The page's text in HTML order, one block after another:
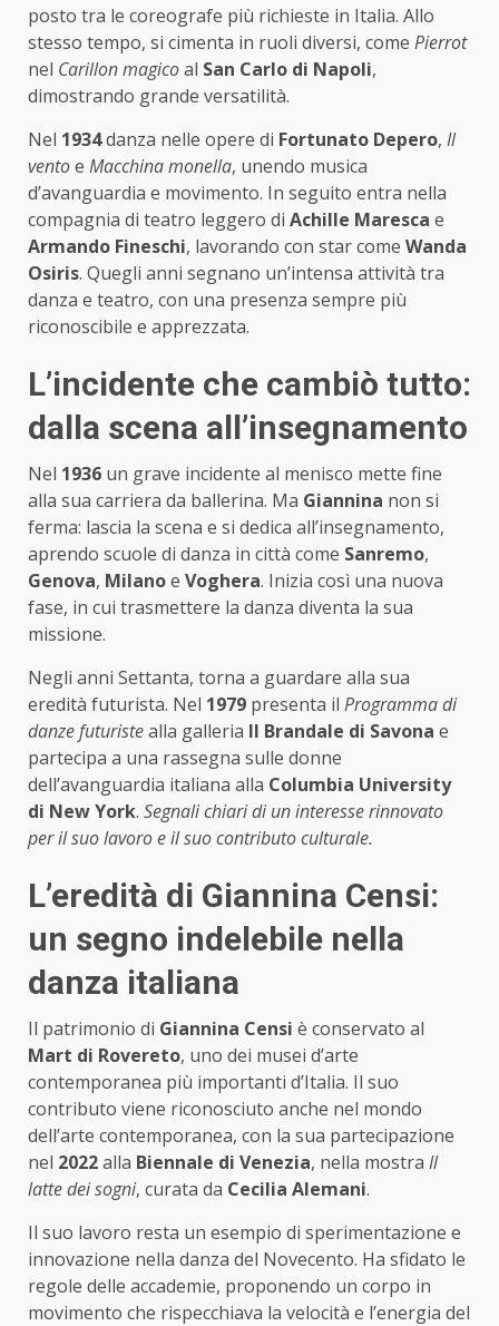
posto tra le coreografe più richieste in Italia. Allo
stesso tempo, si cimenta in ruoli diversi, come Pierrot
nel Carillon magicoal San Carlo di Napoli,
dimostrando grande versatilità.
Nel 1934danza nelle opere di Fortunato Depero, Il
ventoe Macchina monella, unendo musica
d’avanguardia e movimento. In seguito entra nella
compagnia di teatro leggero di Achille Maresca e
Armando Fineschi, lavorando con star come Wanda
Osiris. Quegli anni segnano un’intensa attività tra
danza e teatro, con una presenza sempre più
riconoscibile e apprezzata.
L’incidente che cambiò tutto:
dalla scena all’insegnamento
Nel 1936 un grave incidente al menisco mette fine
alla sua carriera da ballerina. Ma Giannina non si
ferma: lascia la scena e si dedica all’insegnamento,
aprendo scuole di danza in città come Sanremo,
Genova, Milanoe Voghera. Inizia così una nuova
fase, in cui trasmettere la danza diventa la sua
missione.
Negli anni Settanta, torna a guardare alla sua
eredità futurista. Nel 1979 presenta il Programma di
danze futuristealla galleria Il Brandale di Savona e
partecipa a una rassegna sulle donne
dell’avanguardia italiana alla Columbia University
di New York. Segnali chiari di un interesse rinnovato
per il suo lavoro e il suo contributo culturale.
L’eredità di Giannina Censi:
un segno indelebile nella
danza italiana
Il patrimonio di Giannina Censi è conservato al
Mart di Rovereto, uno dei musei d’arte
contemporanea più importanti d’Italia. Il suo
contributo viene riconosciuto anche nel mondo
dell’arte contemporanea, con la sua partecipazione
nel 2022alla Biennale di Venezia, nella mostra Il
latte dei sogni, curata da Cecilia Alemani.
Il suo lavoro resta un esempio di sperimentazione e
innovazione nella danza del Novecento. Ha sfidato le
regole delle accademie, proponendo un corpo in
movimento che rispecchiava la velocità e l’energia del